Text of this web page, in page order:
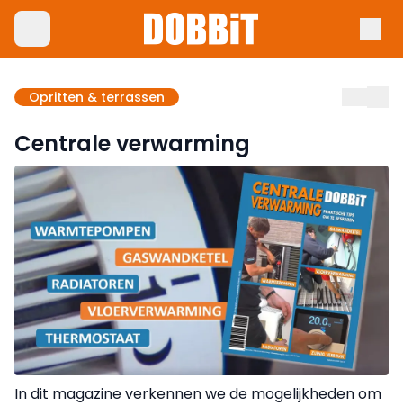
Opritten & terrassen
Centrale verwarming
In dit magazine verkennen we de mogelijkheden om